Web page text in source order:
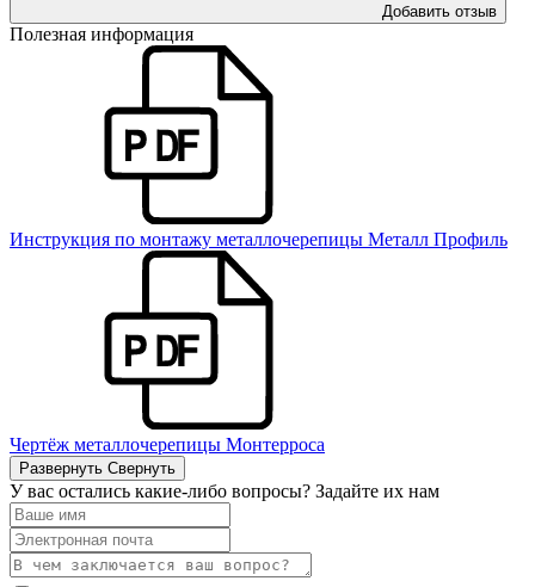
Добавить отзыв
Полезная информация
Инструкция по монтажу металлочерепицы Металл Профиль
Чертёж металлочерепицы Монтерроса
Развернуть Свернуть
У вас остались какие-либо вопросы? Задайте их нам